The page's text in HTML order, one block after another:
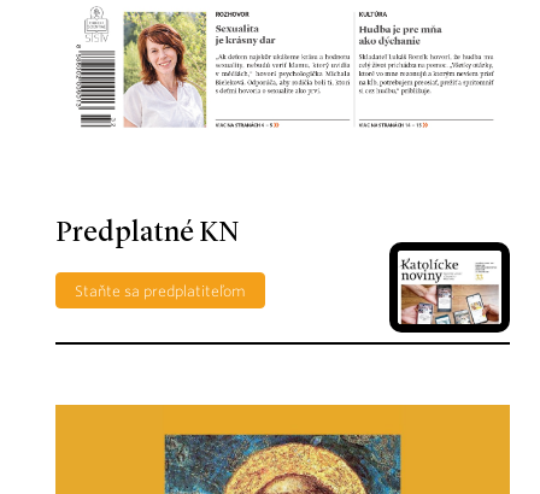
Predplatné KN
Staňte sa predplatiteľom